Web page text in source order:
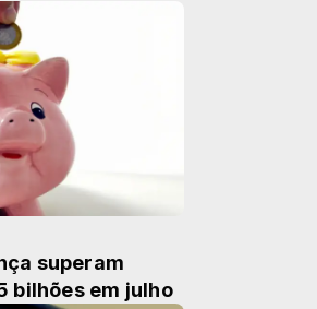
superam
bilhões em julho